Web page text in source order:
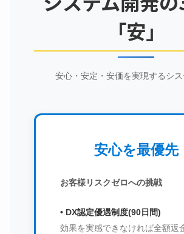
「安」
安心・安定・安価を実現するシ
安心を最優先
お客様リスクゼロへの挑戦
• DX認定優遇制度(90日間)
効果を実感できなければ全額返